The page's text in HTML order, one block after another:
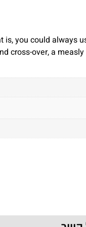
is, you could always
cross-over, a